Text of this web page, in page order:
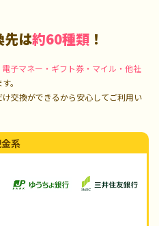
先は約60種類 ！
子マネー・ギフト券・マイル・他社
。
け交換ができるから安心してご利用い
系